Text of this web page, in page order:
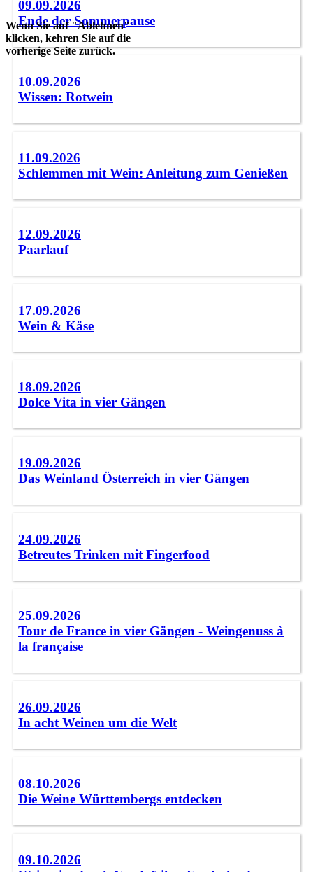
Wenn Sie auf "Ablehnen"
klicken, kehren Sie auf die
vorherige Seite zurück.
09.09.2026
Ende der Sommerpause
10.09.2026
Wissen: Rotwein
11.09.2026
Schlemmen mit Wein: Anleitung zum Genießen
12.09.2026
Paarlauf
17.09.2026
Wein & Käse
18.09.2026
Dolce Vita in vier Gängen
19.09.2026
Das Weinland Österreich in vier Gängen
24.09.2026
Betreutes Trinken mit Fingerfood
25.09.2026
Tour de France in vier Gängen - Weingenuss à
la française
26.09.2026
In acht Weinen um die Welt
08.10.2026
Die Weine Württembergs entdecken
09.10.2026